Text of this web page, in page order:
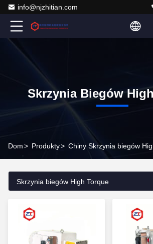
info@njzhitian.com
Skrzynia Biegów
Dom> Produkty> Chiny Skrzynia biegów
Skrzynia biegów High Torque